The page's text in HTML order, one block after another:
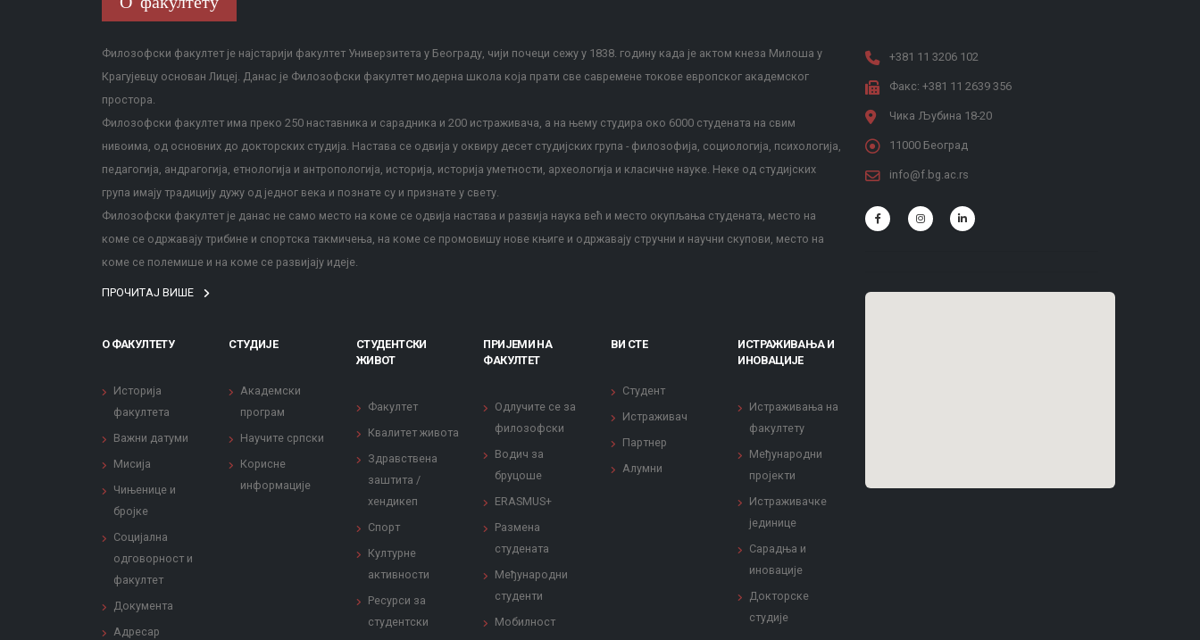
Филозофски факултет је најстарији факултет Универзитета у Београду, чији почеци сежу у 1838. годину када је актом кнеза Милоша у
Крагујевцу основан Лицеј. Данас је Филозофски факултет модерна школа која прати све савремене токове европског академског
простора.
Филозофски факултет има преко 250 наставника и сарадника и 200 истраживача, а на њему студира око 6000 студената на свим
нивоима, од основних до докторских студија. Настава се одвија у оквиру десет студијских група - филозофија, социологија, психологија,
педагогија, андрагогија, етнологија и антропологија, историја, историја уметности, археологија и класичне науке. Неке од студијских
група имају традицију дужу од једног века и познате су и признате у свету.
Филозофски факултет је данас не само место на коме се одвија настава и развија наука већ и место окупљања студената, место на
коме се одржавају трибине и спортска такмичења, на коме се промовишу нове књиге и одржавају стручни и научни скупови, место на
коме се полемише и на коме се развијају идеје.
ПРОЧИТАЈ ВИШЕ
О ФАКУЛТЕТУ
Историја
факултета
Важни датуми
Мисија
Чињенице и
бројке
Социјална
одговорност и
факултет
Документа
Адресар
СТУДИЈЕ
Академски
програм
Научите српски
Корисне
информације
СТУДЕНТСКИ
ЖИВОТ
Факултет
Квалитет живота
Здравствена
заштита /
хендикеп
Спорт
Културне
активности
Ресурси за
студентски
ПРИЈЕМИ НА
ФАКУЛТЕТ
Одлучите се за
филозофски
Водич за
бруцоше
ERASMUS+
Размена
студената
Међународни
студенти
Мобилност
ВИ СТЕ
Студент
Истраживач
Партнер
Алумни
ИСТРАЖИВАЊА И
ИНОВАЦИЈЕ
Истраживања на
факултету
Међународни
пројекти
Истраживачке
јединице
Сарадња и
иновације
Докторске
студије
+381 11 3206 102
Факс: +381 11 2639 356
Чика Љубина 18-20
11000 Београд
info@f.bg.ac.rs